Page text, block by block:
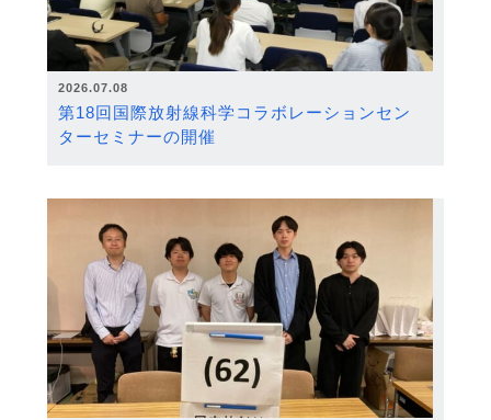
2026.07.08
第18回国際放射線科学コラボレーションセン
ターセミナーの開催